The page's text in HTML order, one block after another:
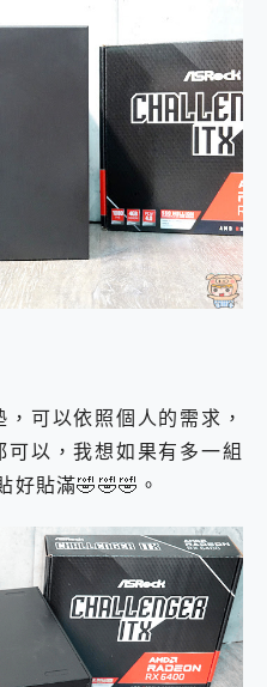
可以依照個人的需求，
以，我想如果有多一組
好貼滿🤣🤣🤣。